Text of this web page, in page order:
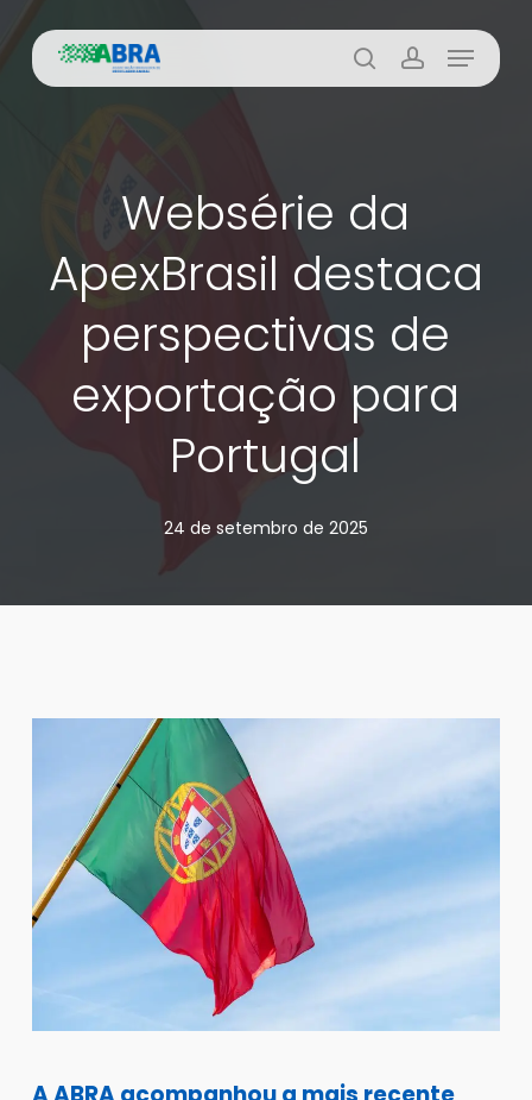
main
buscaaccount
Menu
Websérie da
ApexBrasil destaca
perspectivas de
exportação para
Portugal
24 de setembro de 2025